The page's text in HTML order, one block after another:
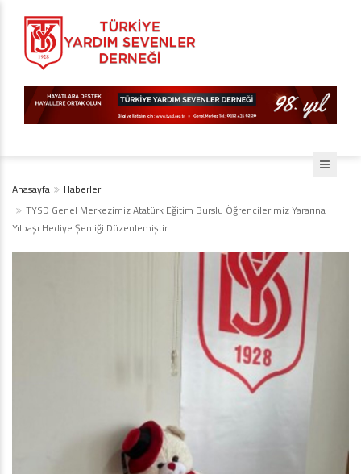
Anasayfa
Haberler
TYSD Genel Merkezimiz Atatürk Eğitim Burslu Öğrencilerimiz Yararına
Yılbaşı Hediye Şenliği Düzenlemiştir